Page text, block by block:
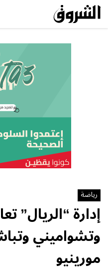
رياضة
إدارة “الريال”
وتشواميني
مورينيو